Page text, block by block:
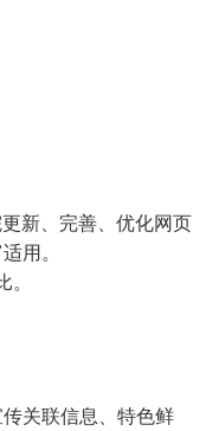
新、完善、优化网页
用。
关联信息、特色鲜